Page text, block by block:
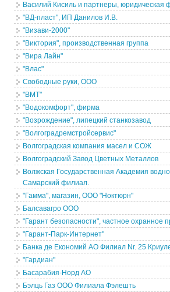
Василий Кисиль и партнеры, юридическая
"ВД-пласт", ИП Данилов И.В.
"Визави-2000"
"Виктория", производственная группа
"Вира Лайн"
"Влас"
Свободные руки, ООО
"ВМТ"
"Водокомфорт", фирма
"Возрождение", липецкий станкозавод
"Волгоградремстройсервис"
Волгоградская компания масел и СОЖ
Волгоградский Завод Цветных Металлов
Волжская Государственная Академия
Самарский филиал.
"Гамма", магазин, ООО "Ноктюрн"
Балсавагро ООО
"Гарант безопасности", частное охранное
"Гарант-Парк-Интернет"
Банка де Економий АО Филиал Nr. 25
"Гардиан"
Басарабия-Норд АО
Бэлць Газ ООО Филиала Фэлешть